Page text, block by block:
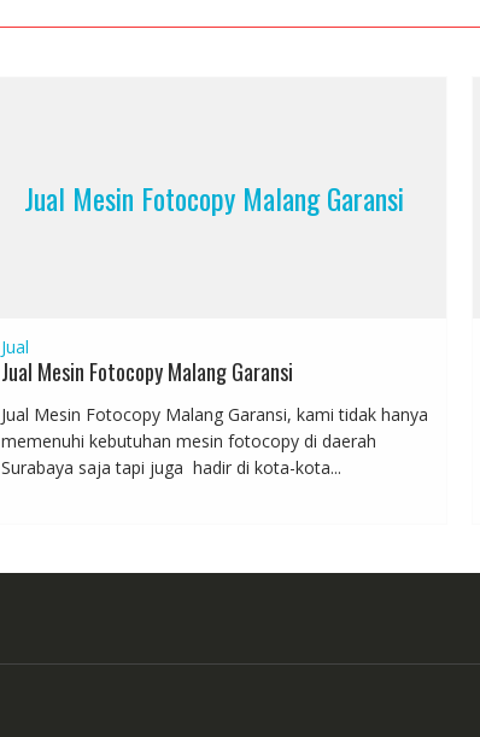
Jual Mesin Fotocopy Malang Garansi
Jual
Jual Mesin Fotocopy Malang Garansi
Jual Mesin Fotocopy Malang Garansi, kami tidak hanya
memenuhi kebutuhan mesin fotocopy di daerah
Surabaya saja tapi juga hadir di kota-kota...